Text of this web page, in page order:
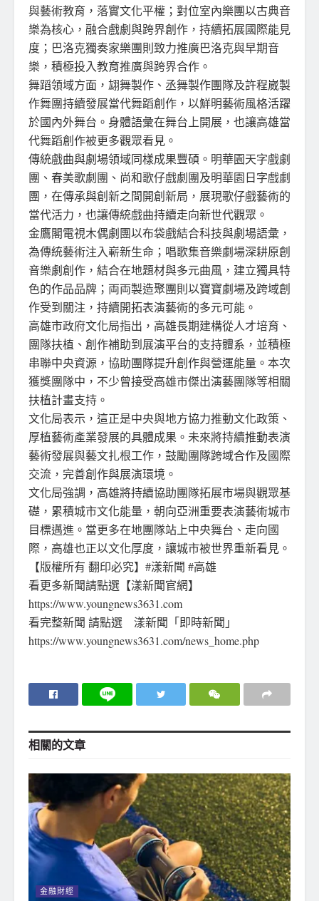
與藝術教育，落實文化平權；對位室內樂團以古典音
樂為核心，融合戲劇與跨界創作，持續拓展國際能見
度；巴洛克獨奏家樂團則致力推廣巴洛克與早期音
樂，積極投入教育推廣與跨界合作。
舞蹈領域方面，翃舞製作、丞舞製作團隊及許程崴製
作舞團持續發展當代舞蹈創作，以鮮明藝術風格活躍
於國內外舞台。身體語彙在舞台上開展，也讓高雄當
代舞蹈創作被更多觀眾看見。
傳統戲曲與劇場領域同樣成果豐碩。明華園天字戲劇
團、春美歌劇團、尚和歌仔戲劇團及明華園日字戲劇
團，在傳承與創新之間開創新局，展現歌仔戲藝術的
當代活力，也讓傳統戲曲持續走向新世代觀眾。
金鷹閣電視木偶劇團以布袋戲結合科技與劇場語彙，
為傳統藝術注入嶄新生命；唱歌集音樂劇場深耕原創
音樂劇創作，結合在地題材與多元曲風，建立獨具特
色的作品品牌；両両製造聚團則以寶寶劇場及跨域創
作受到關注，持續開拓表演藝術的多元可能。
高雄市政府文化局指出，高雄長期建構從人才培育、
團隊扶植、創作補助到展演平台的支持體系，並積極
串聯中央資源，協助團隊提升創作與營運能量。本次
獲獎團隊中，不少曾接受高雄市傑出演藝團隊等相關
扶植計畫支持。
文化局表示，這正是中央與地方協力推動文化政策、
厚植藝術產業發展的具體成果。未來將持續推動表演
藝術發展與藝文扎根工作，鼓勵團隊跨域合作及國際
交流，完善創作與展演環境。
文化局強調，高雄將持續協助團隊拓展市場與觀眾基
礎，累積城市文化能量，朝向亞洲重要表演藝術城市
目標邁進。當更多在地團隊站上中央舞台、走向國
際，高雄也正以文化厚度，讓城市被世界重新看見。
【版權所有 翻印必究】#漾新聞 #高雄
看更多新聞請點選【漾新聞官網】
https://www.youngnews3631.com
看完整新聞 請點選 漾新聞「即時新聞」
https://www.youngnews3631.com/news_home.php
相關的文章
金融財經